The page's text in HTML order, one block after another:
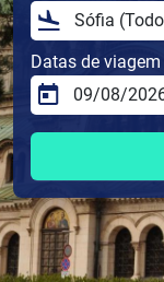
Datas de viagem